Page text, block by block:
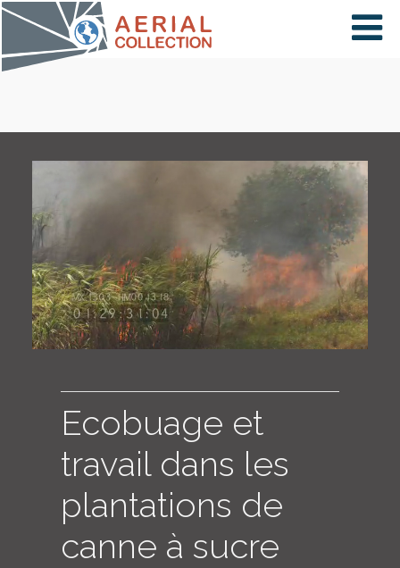
×
PAYS
CARTE
COLLECTIONS
ENGLISH
Ecobuage et
travail dans les
plantations de
canne à sucre